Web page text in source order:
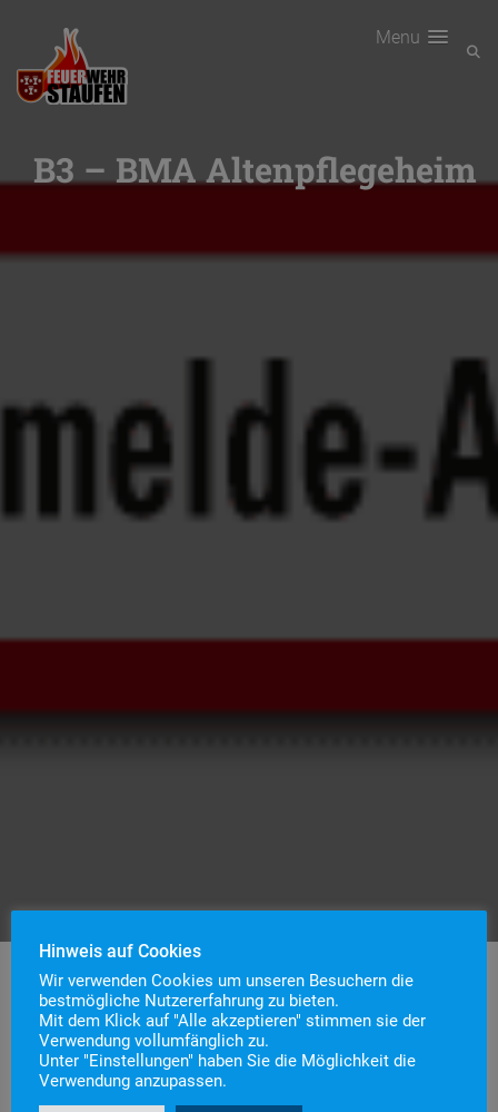
Menu
B3 – BMA Altenpflegeheim
Einsatznummer
24
Einsatzstichwort
B3 – BMA Altenpflegeheim
Hinweis auf Cookies
Wir verwenden Cookies um unseren Besuchern die
bestmögliche Nutzererfahrung zu bieten.
Mit dem Klick auf "Alle akzeptieren" stimmen sie der
Verwendung vollumfänglich zu.
Unter "Einstellungen" haben Sie die Möglichkeit die
Verwendung anzupassen.